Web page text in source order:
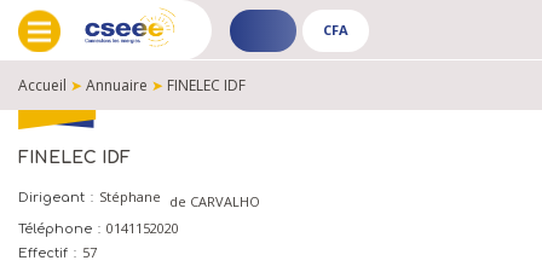
ADHÉRENT
-
PUBLIC
CFA
PUBLIC
CFA
FIL
Accueil ➤Annuaire ➤ FINELEC IDF
FINELEC IDF
Dirigeant Stéphane de CARVALHO
Téléphone 0141152020
Effectif 57